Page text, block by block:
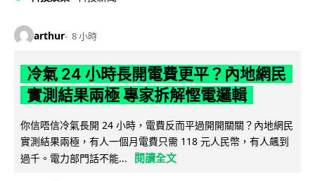
arthur 8 小時
冷氣 24 小時長開電費更平？內地網民
實測結果兩極 專家拆解慳電邏輯
你信唔信冷氣長開 24 小時，電費反而平過開開關關？內地網民
實測結果兩極，有人一個月電費只需 118 元人民幣，有人飆到
過千。電力部門話不能...
閱讀全文